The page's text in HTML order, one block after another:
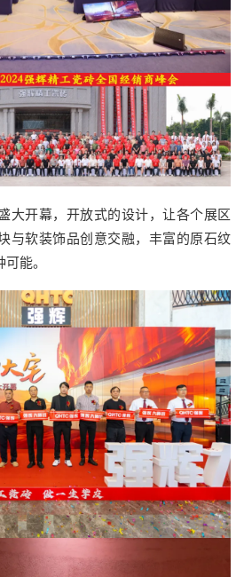
大开幕，开放式的设计，让各个展区
与软装饰品创意交融，丰富的原石纹
能。